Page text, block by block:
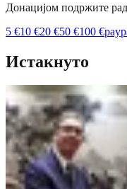
Донацијом подржите
5 €10 €20 €50 €100 €
Истакнуто